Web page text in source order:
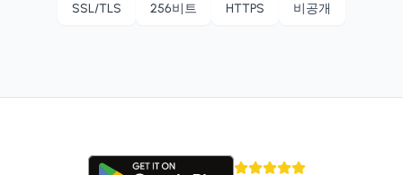
SSL/TLS 256비트 HTTPS 비공개